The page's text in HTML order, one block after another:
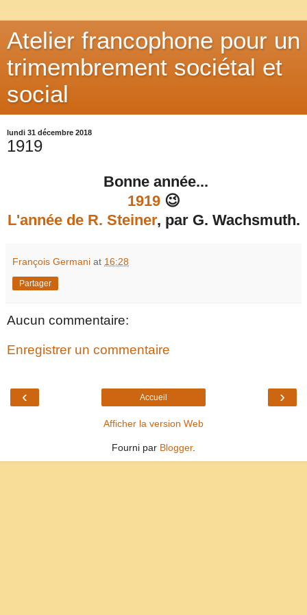
Atelier francophone pour un
trimembrement sociétal et
social
lundi 31 décembre 2018
1919
Bonne année...
1919😉
L'année de R. Steiner, par G. Wachsmuth.
François Germani at 16:28
Partager
Aucun commentaire:
Enregistrer un commentaire
‹ ›
Accueil
Afficher la version Web
Fourni par Blogger.